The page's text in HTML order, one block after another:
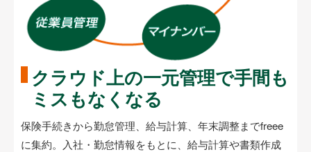
クラウド上の一元管理で手間も
ミスもなくなる
保険手続きから勤怠管理、給与計算、年末調整までfreee
に集約。入社・勤怠情報をもとに、給与計算や書類作成